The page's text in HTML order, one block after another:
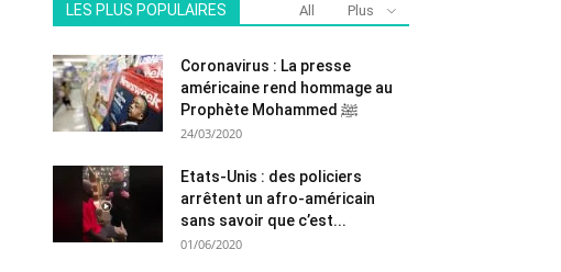
LES PLUS POPULAIRES All Plus
Coronavirus : La presse
américaine rend hommage au
Prophète Mohammed ﷺ
24/03/2020
Etats-Unis : des policiers
arrêtent un afro-américain
sans savoir que c’est...
01/06/2020